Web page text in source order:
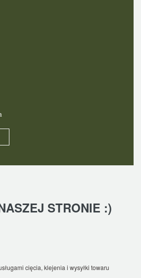
STRONIE :)
cięcia, klejenia i wysyłki towaru